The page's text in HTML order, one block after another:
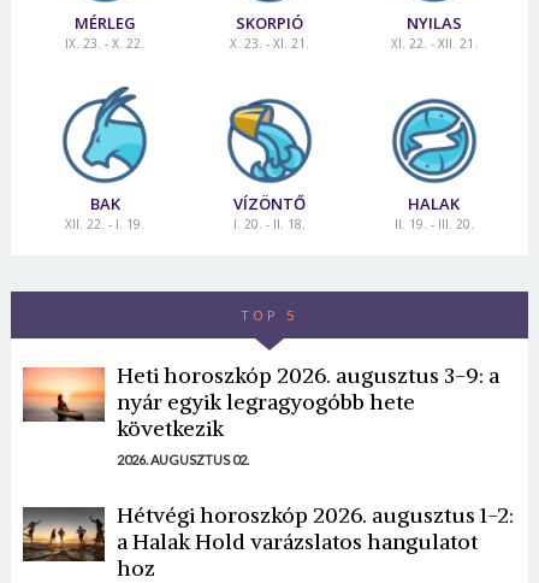
MÉRLEG
IX. 23. - X. 22.
SKORPIÓ
X. 23. - XI. 21.
NYILAS
XI. 22. - XII. 21.
BAK
XII. 22. - I. 19.
VÍZÖNTŐ
I. 20. - II. 18.
HALAK
II. 19. - III. 20.
TOP 5
Heti horoszkóp 2026. augusztus 3-9: a
nyár egyik legragyogóbb hete
következik
2026. AUGUSZTUS 02.
Hétvégi horoszkóp 2026. augusztus 1-2:
a Halak Hold varázslatos hangulatot
hoz